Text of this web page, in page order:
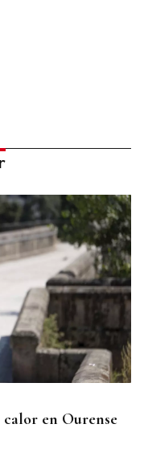
en Ourense